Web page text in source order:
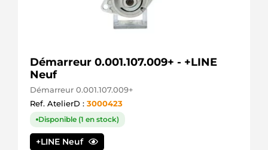
Démarreur 0.001.107.009+ - +LINE
Neuf
Démarreur 0.001.107.009+
Ref. AtelierD : 3000423
Disponible (1 en stock)
+LINE Neuf